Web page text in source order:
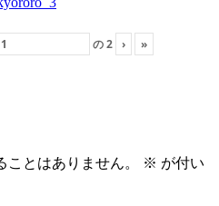
の2 › »
とはありません。 ※ が付い